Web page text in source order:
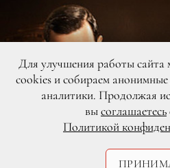
Для улучшения работы сайта
cookies и собираем анонимные
аналитики. Продолжая
высоглашаетесь
Политикой